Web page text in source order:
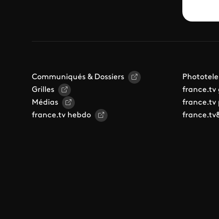
Communiqués & Dossiers
Grilles
Médias
france.tv hebdo
Phototele
france.tv
france.tv